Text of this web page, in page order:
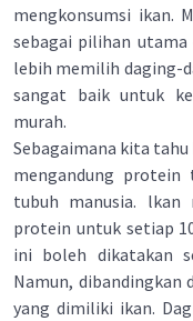
mengkonsumsi ikan.
sebagai pilihan utama
lebih memilih daging-
sangat baik untuk
murah.
Sebagaimana kita tahu
mengandung
tubuh manusia. lkan
protein untuk setiap
ini boleh dikatakan
Namun, dibandingkan
yang dimiliki ikan.